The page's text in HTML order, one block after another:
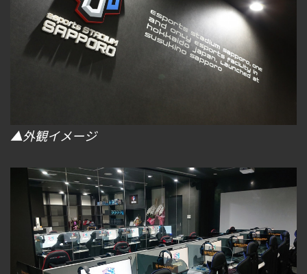
▲外観イメージ